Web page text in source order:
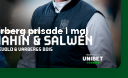
prisade i maj